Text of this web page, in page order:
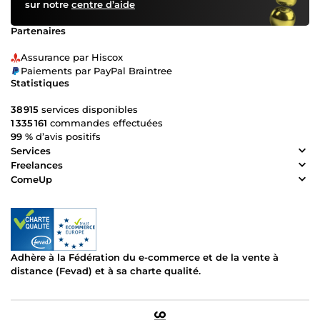
sur notre centre d’aide
Partenaires
Assurance par Hiscox
Paiements par PayPal Braintree
Statistiques
38 915 services disponibles
1 335 161 commandes effectuées
99 % d’avis positifs
Services
Freelances
ComeUp
Adhère à la Fédération du e-commerce et de la vente à
distance (Fevad) et à sa charte qualité.